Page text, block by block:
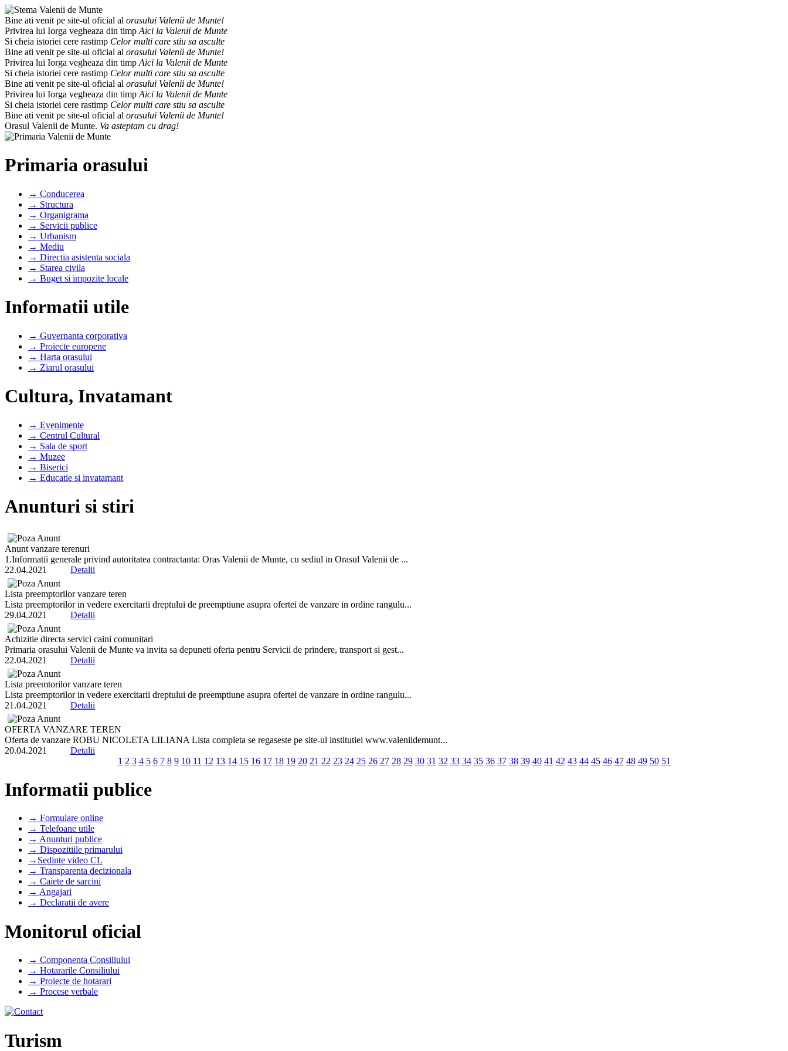
Bine ati venit pe site-ul oficial al orasului Valenii de Munte!
Privirea lui Iorga vegheaza din timp Aici la Valenii de Munte
Si cheia istoriei cere rastimp Celor multi care stiu sa asculte
Bine ati venit pe site-ul oficial al orasului Valenii de Munte!
Privirea lui Iorga vegheaza din timp Aici la Valenii de Munte
Si cheia istoriei cere rastimp Celor multi care stiu sa asculte
Bine ati venit pe site-ul oficial al orasului Valenii de Munte!
Privirea lui Iorga vegheaza din timp Aici la Valenii de Munte
Si cheia istoriei cere rastimp Celor multi care stiu sa asculte
Bine ati venit pe site-ul oficial al orasului Valenii de Munte!
Orasul Valenii de Munte. Va asteptam cu drag!
Primaria orasului
→ Conducerea
→ Structura
→ Organigrama
→ Servicii publice
→ Urbanism
→ Mediu
→ Directia asistenta sociala
→ Starea civila
→ Buget si impozite locale
Informatii utile
→ Guvernanta corporativa
→ Proiecte europene
→ Harta orasului
→ Ziarul orasului
Cultura, Invatamant
→ Evenimente
→ Centrul Cultural
→ Sala de sport
→ Muzee
→ Biserici
→ Educatie si invatamant
Anunturi si stiri
Anunt vanzare terenuri
1.Informatii generale privind autoritatea contractanta: Oras Valenii de Munte, cu sediul in Orasul Valenii de ...
22.04.2021 Detalii
Lista preemptorilor vanzare teren
Lista preemptorilor in vedere exercitarii dreptului de preemptiune asupra ofertei de vanzare in ordine rangulu...
29.04.2021 Detalii
Achizitie directa servici caini comunitari
Primaria orasului Valenii de Munte va invita sa depuneti oferta pentru Servicii de prindere, transport si gest...
22.04.2021 Detalii
Lista preemtorilor vanzare teren
Lista preemptorilor in vedere exercitarii dreptului de preemptiune asupra ofertei de vanzare in ordine rangulu...
21.04.2021 Detalii
OFERTA VANZARE TEREN
Oferta de vanzare ROBU NICOLETA LILIANA Lista completa se regaseste pe site-ul institutiei www.valeniidemunt...
20.04.2021 Detalii
1 2 3 4 5 6 7 8 9 10 11 12 13 14 15 16 17 18 19 20 21 22 23 24 25 26 27 28 29 30 31 32 33 34 35 36 37 38 39 40 41 42 43 44 45 46 47 48 49 50 51
Informatii publice
→ Formulare online
→ Telefoane utile
→ Anunturi publice
→ Dispozitiile primarului
→Sedinte video CL
→ Transparenta decizionala
→ Caiete de sarcini
→ Angajari
→ Declaratii de avere
Monitorul oficial
→ Componenta Consiliului
→ Hotararile Consiliului
→ Proiecte de hotarari
→ Procese verbale
Turism